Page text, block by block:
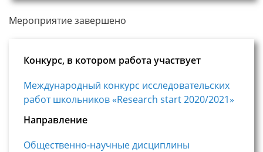
Мероприятие завершено
Конкурс, в котором работа участвует
Международный конкурс исследовательских
работ школьников «Research start 2020/2021»
Направление
Общественно-научные дисциплины